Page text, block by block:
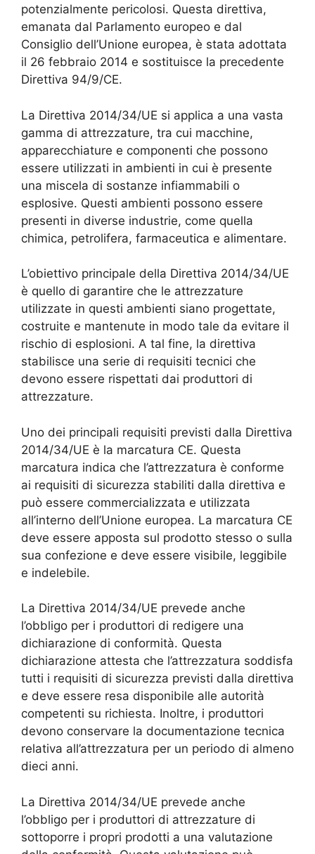
potenzialmente pericolosi. Questa direttiva,
emanata dal Parlamento europeo e dal
Consiglio dell’Unione europea, è stata adottata
il 26 febbraio 2014 e sostituisce la precedente
Direttiva 94/9/CE.
La Direttiva 2014/34/UE si applica a una vasta
gamma di attrezzature, tra cui macchine,
apparecchiature e componenti che possono
essere utilizzati in ambienti in cui è presente
una miscela di sostanze infiammabili o
esplosive. Questi ambienti possono essere
presenti in diverse industrie, come quella
chimica, petrolifera, farmaceutica e alimentare.
L’obiettivo principale della Direttiva 2014/34/UE
è quello di garantire che le attrezzature
utilizzate in questi ambienti siano progettate,
costruite e mantenute in modo tale da evitare il
rischio di esplosioni. A tal fine, la direttiva
stabilisce una serie di requisiti tecnici che
devono essere rispettati dai produttori di
attrezzature.
Uno dei principali requisiti previsti dalla Direttiva
2014/34/UE è la marcatura CE. Questa
marcatura indica che l’attrezzatura è conforme
ai requisiti di sicurezza stabiliti dalla direttiva e
può essere commercializzata e utilizzata
all’interno dell’Unione europea. La marcatura CE
deve essere apposta sul prodotto stesso o sulla
sua confezione e deve essere visibile, leggibile
e indelebile.
La Direttiva 2014/34/UE prevede anche
l’obbligo per i produttori di redigere una
dichiarazione di conformità. Questa
dichiarazione attesta che l’attrezzatura soddisfa
tutti i requisiti di sicurezza previsti dalla direttiva
e deve essere resa disponibile alle autorità
competenti su richiesta. Inoltre, i produttori
devono conservare la documentazione tecnica
relativa all’attrezzatura per un periodo di almeno
dieci anni.
La Direttiva 2014/34/UE prevede anche
l’obbligo per i produttori di attrezzature di
sottoporre i propri prodotti a una valutazione